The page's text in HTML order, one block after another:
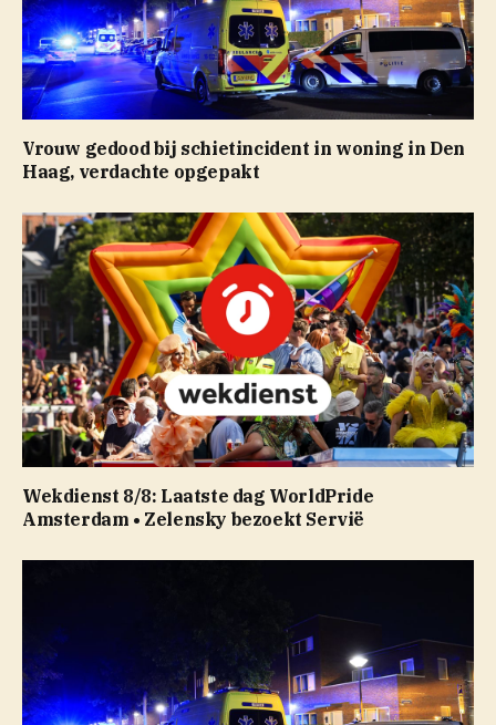
Vrouw gedood bij schietincident in woning in Den
Haag, verdachte opgepakt
Wekdienst 8/8: Laatste dag WorldPride
Amsterdam • Zelensky bezoekt Servië